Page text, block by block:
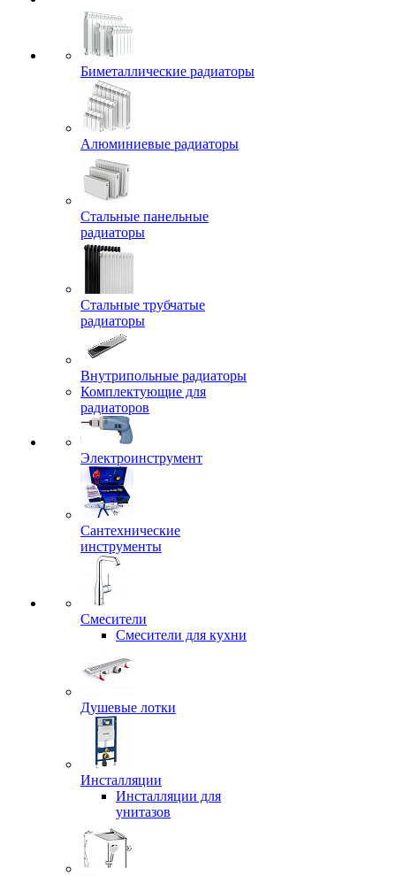
Биметаллические радиаторы
Алюминиевые радиаторы
Стальные панельные
радиаторы
Стальные трубчатые
радиаторы
Внутрипольные радиаторы
Комплектующие для
радиаторов
Электроинструмент
Сантехнические
инструменты
Смесители
Смесители для кухни
Душевые лотки
Инсталляции
Инсталляции для
унитазов